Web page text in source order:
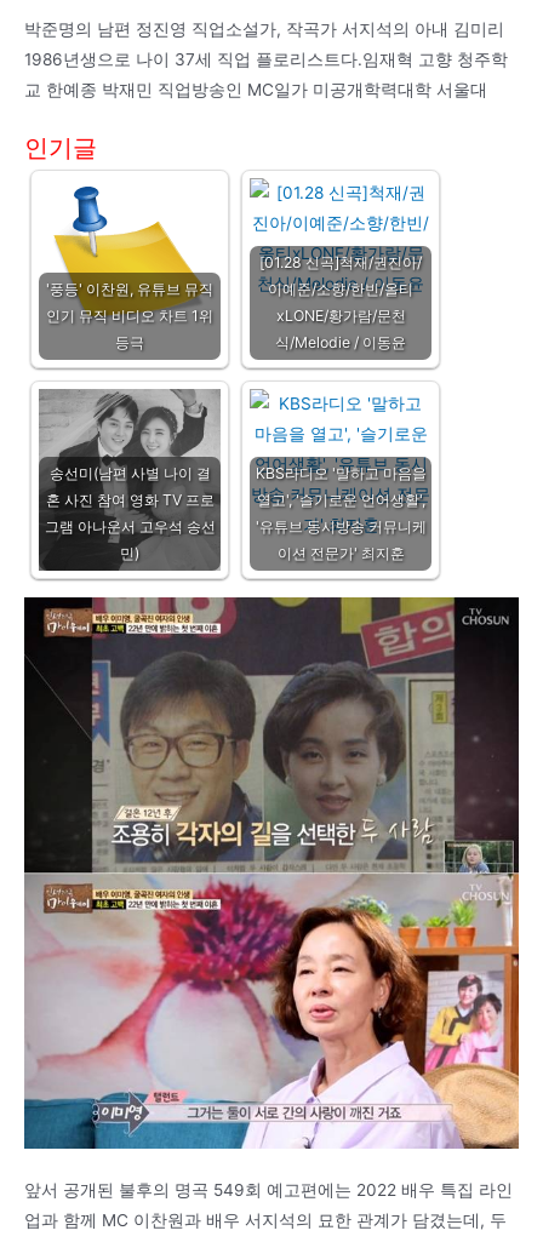
박준명의 남편 정진영 직업소설가, 작곡가 서지석의 아내 김미리
1986년생으로 나이 37세 직업 플로리스트다.임재혁 고향 청주학
교 한예종 박재민 직업방송인 MC일가 미공개학력대학 서울대
인기글
'풍등' 이찬원, 유튜브 뮤직
인기 뮤직 비디오 차트 1위
등극
[01.28 신곡]척재/권진아/
이예준/소향/한빈/올티
xLONE/황가람/문천
식/Melodie / 이동윤
송선미(남편 사별 나이 결
혼 사진 참여 영화 TV 프로
그램 아나운서 고우석 송선
민)
KBS라디오 '말하고 마음을
열고', '슬기로운 언어생활',
'유튜브 동시방송 커뮤니케
이션 전문가' 최지훈
앞서 공개된 불후의 명곡 549회 예고편에는 2022 배우 특집 라인
업과 함께 MC 이찬원과 배우 서지석의 묘한 관계가 담겼는데, 두